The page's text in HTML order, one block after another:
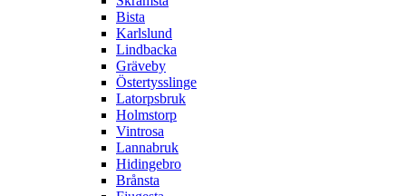
Bista
Karlslund
Lindbacka
Gräveby
Östertysslinge
Latorpsbruk
Holmstorp
Vintrosa
Lannabruk
Hidingebro
Brånsta